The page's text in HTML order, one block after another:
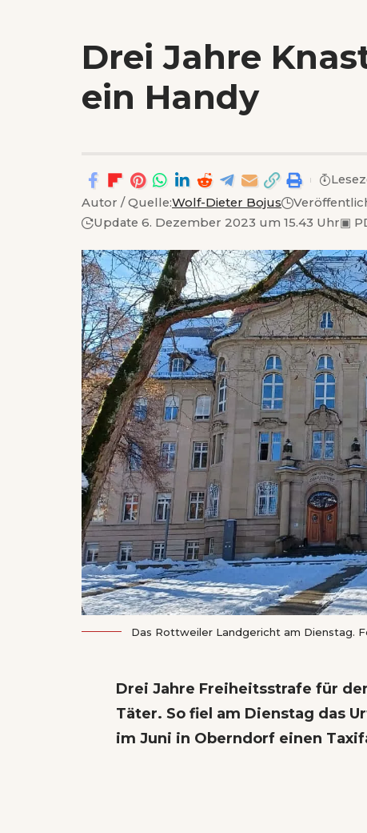
Drei Jahre
ein Handy
Autor / Quelle:Wolf-Dieter Bojus
Update 6. Dezember 2023 um 15.43 Uhr▣
Das Rottweiler Landgericht am Dienstag.
Drei Jahre Freiheitsstrafe für
Täter. So fiel am Dienstag das
im Juni in Oberndorf einen